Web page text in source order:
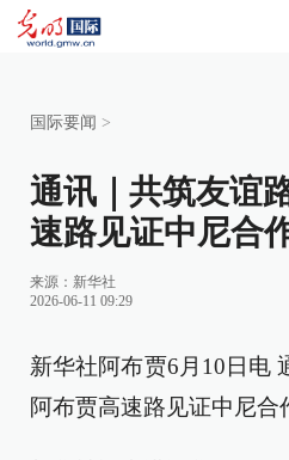
国际要闻 >
通讯｜共筑友
速路见证中尼合
来源： 新华社
2026-06-11 09:29
新华社阿布贾6月10日
阿布贾高速路见证中尼合